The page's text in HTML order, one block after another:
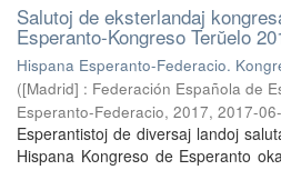
Salutoj de eksterlandaj
Esperanto-Kongreso Terŭelo
Hispana Esperanto-Federacio.
([Madrid] : Federación Española de
Esperanto-Federacio, 2017, 2017-
Esperantistoj de diversaj landoj
Hispana Kongreso de Esperanto